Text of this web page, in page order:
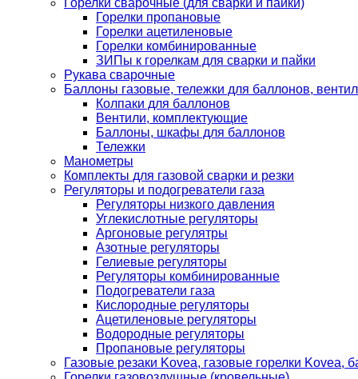
Горелки сварочные (для сварки и пайки)
Горелки пропановые
Горелки ацетиленовые
Горелки комбинированные
ЗИПы к горелкам для сварки и пайки
Рукава сварочные
Баллоны газовые, тележки для баллонов,
Колпаки для баллонов
Вентили, комплектующие
Баллоны, шкафы для баллонов
Тележки
Манометры
Комплекты для газовой сварки и резки
Регуляторы и подогреватели газа
Регуляторы низкого давления
Углекислотные регуляторы
Аргоновые регулятры
Азотные регуляторы
Гелиевые регуляторы
Регуляторы комбинированные
Подогреватели газа
Кислородные регуляторы
Ацетиленовые регуляторы
Водородные регуляторы
Пропановые регуляторы
Газовые резаки Kovea, газовые горелки Kovea,